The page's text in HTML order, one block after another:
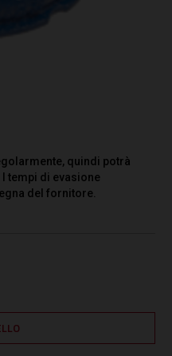
quindi potrà
tempi di evasione
del fornitore.